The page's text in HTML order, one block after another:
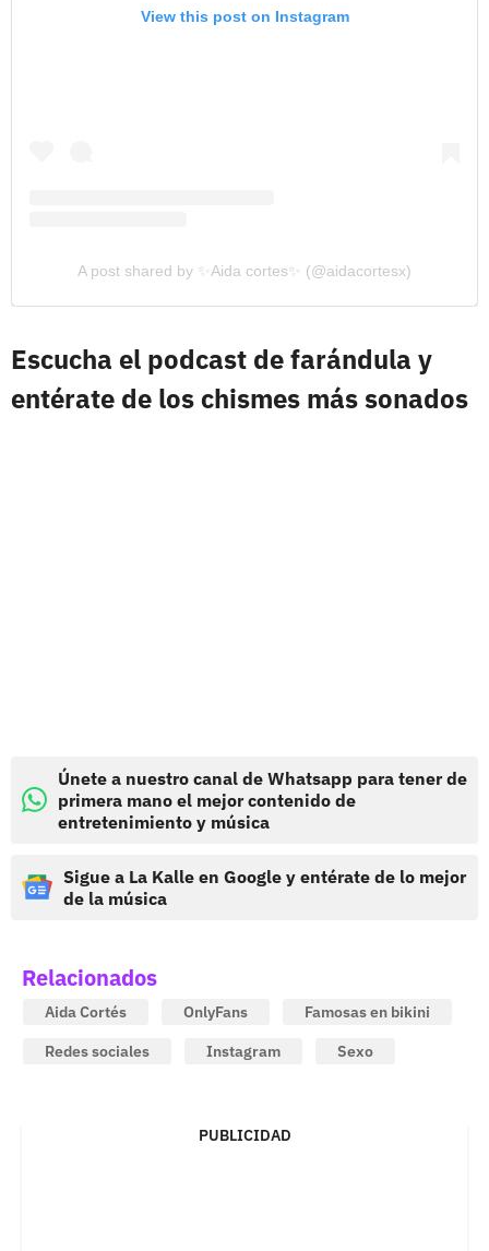
View this post on Instagram
A post shared by ✨Aida cortes✨ (@aidacortesx)
Escucha el podcast de farándula y
entérate de los chismes más sonados
Únete a nuestro canal de Whatsapp para tener de
primera mano el mejor contenido de
entretenimiento y música
Sigue a La Kalle en Google y entérate de lo mejor
de la música
Relacionados
Aida Cortés OnlyFans
Famosas en bikini
Redes sociales
Instagram Sexo
PUBLICIDAD